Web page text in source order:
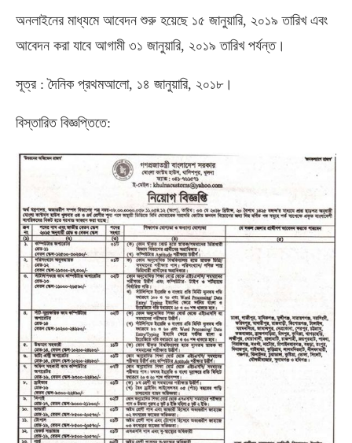
অনলাইনের মাধ্যমে আবেদন শুরু হয়েছে ১৫ জানুয়ারি, ২০১৯ তারিখ এবং
আবেদন করা যাবে আগামী ৩১ জানুয়ারি, ২০১৯ তারিখ পর্যন্ত।
সূত্র : দৈনিক প্রথমআলো, ১৪ জানুয়ারি, ২০১৮।
বিস্তারিত বিজ্ঞপ্তিতে: